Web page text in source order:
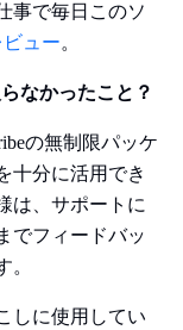
事で毎日このソ
ビュー。
なかったこと？
の無制限パッケ
十分に活用でき
は、サポートに
でフィードバッ
。
しに使用してい